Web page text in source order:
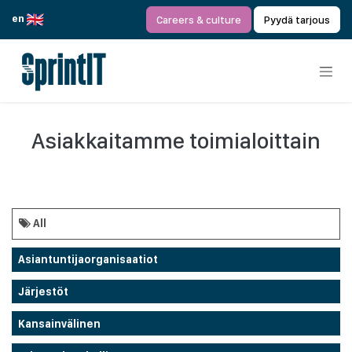
en
Careers & culture Pyydä tarjous
Asiakkaitamme toimialoittain
All
Asiantuntijaorganisaatiot
Järjestöt
Kansainvälinen